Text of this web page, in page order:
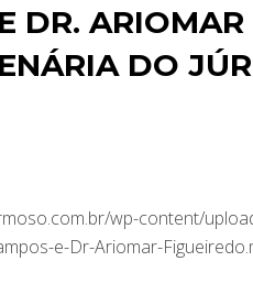
DR.
DO
wp-content/
e-Dr-Ariomar-